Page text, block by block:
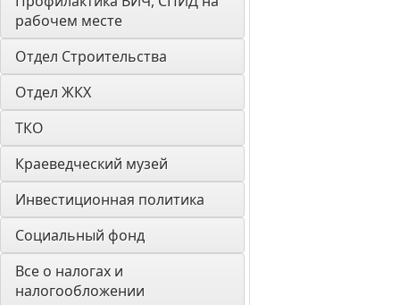
рабочем месте
Отдел Строительства
Отдел ЖКХ
ТКО
Краеведческий музей
Инвестиционная политика
Социальный фонд
Все о налогах и
налогообложении